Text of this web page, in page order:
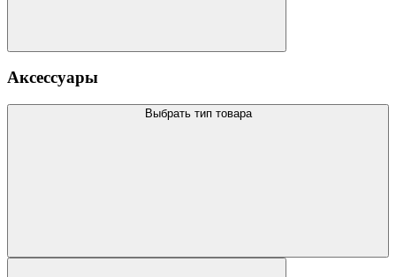
Аксессуары
Выбрать тип товара